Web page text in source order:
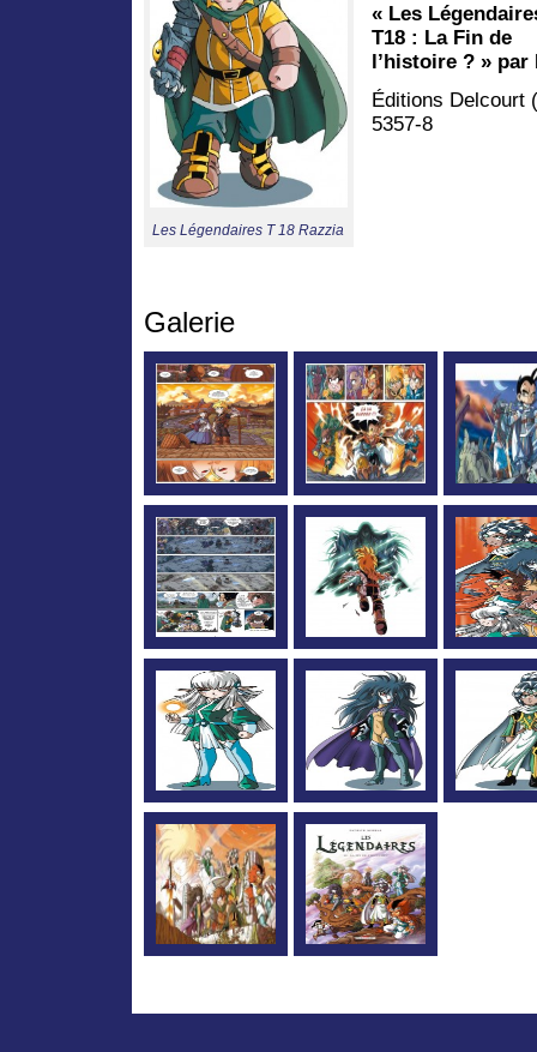
Les Légendaires T 18 Razzia
« Les
T18 : La Fin de
l’histoire ? »
Éditions Delcourt
5357-8
Galerie